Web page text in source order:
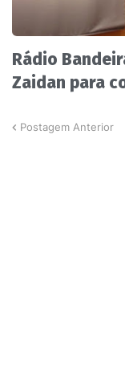
Rádio
Zaidan para
Postagem Anterior